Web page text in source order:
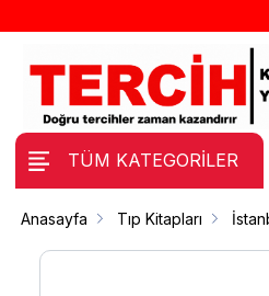
TÜM KATEGORİLER
Anasayfa Tıp Kitapları